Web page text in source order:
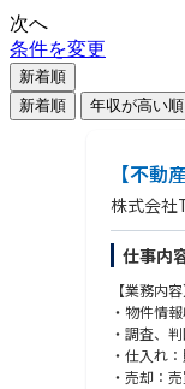
次へ
条件を変更
新着順
新着順
年収が高い順
【不
株式会社
仕事内
【業務内容
・物件情
・調査、
・仕入れ
・売却：